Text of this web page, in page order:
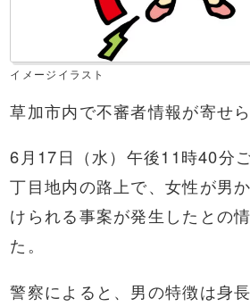
イメージイラスト
草加市内で不審者情報が寄せら
6月17日（水）午後11時40分
丁目地内の路上で、女性が男
けられる事案が発生したとの
た。
警察によると、男の特徴は身